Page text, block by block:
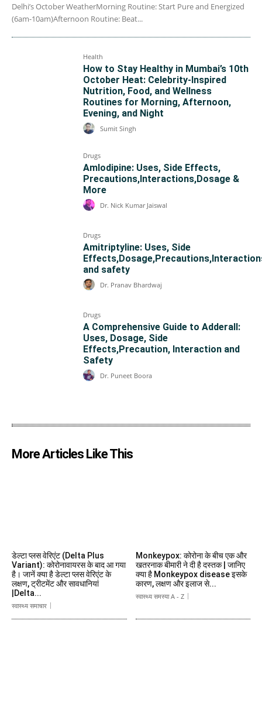
Delhi’s October WeatherMorning Routine: Start Pure and Energized
(6am-10am)Afternoon Routine: Beat...
Health
How to Stay Healthy in Mumbai’s 10th
October Heat: Celebrity-Inspired
Nutrition, Food, and Wellness
Routines for Morning, Afternoon,
Evening, and Night
Sumit Singh
Drugs
Amlodipine: Uses, Side Effects,
Precautions,Interactions,Dosage &
More
Dr. Nick Kumar Jaiswal
Drugs
Amitriptyline: Uses, Side
and safety
Dr. Pranav Bhardwaj
Drugs
A Comprehensive Guide to Adderall:
Uses, Dosage, Side
Effects,Precaution, Interaction and
Safety
Dr. Puneet Boora
More Articles Like This
डेल्टा प्लस वेरिएंट (Delta Plus
Variant): कोरोनावायरस के बाद आ गया
है। जानें क्या है डेल्टा प्लस वेरिएंट के
लक्षण, ट्रीटमेंट और सावधानियां
|Delta...
स्वास्थ्य समाचार
Monkeypox: कोरोना के बीच एक और
खतरनाक बीमारी ने दी है दस्तक | जानिए
क्या है Monkeypox disease इसके
कारण, लक्षण और इलाज से...
स्वास्थ्य समस्या A - Z